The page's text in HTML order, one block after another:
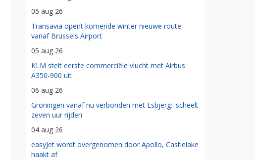
05 aug 26
Transavia opent komende winter nieuwe route
vanaf Brussels Airport
05 aug 26
KLM stelt eerste commerciële vlucht met Airbus
A350-900 uit
06 aug 26
Groningen vanaf nu verbonden met Esbjerg: 'scheelt
zeven uur rijden'
04 aug 26
easyJet wordt overgenomen door Apollo, Castlelake
haakt af